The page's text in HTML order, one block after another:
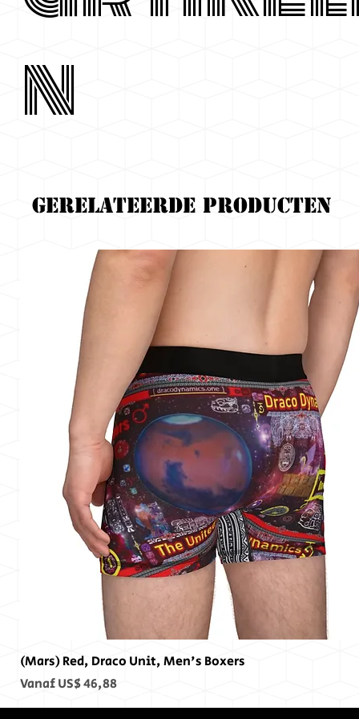
n
Gerelateerde producten
(Mars) Red, Draco Unit, Men's Boxers
VanafUS$ 46,88
Verkoopprijs